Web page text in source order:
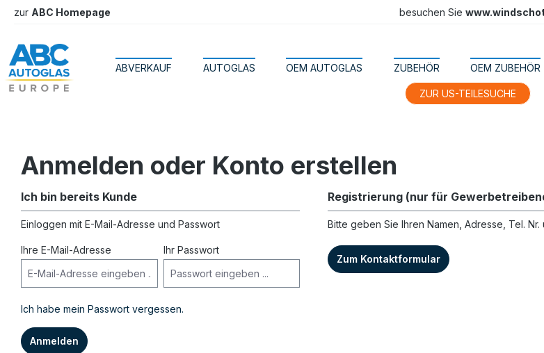
Zur Hauptnavigation springen
zur ABC Homepage besuchen Sie
ABVERKAUF AUTOGLAS OEM AUTOGLAS ZUBEHÖR OEM ZUBEHÖR
ZUR US-TEILESUCHE
Anmelden oder Konto erstellen
Ich bin bereits Kunde
Einloggen mit E-Mail-Adresse und Passwort
Ihre E-Mail-Adresse Ihr Passwort
Ich habe mein Passwort vergessen.
Anmelden
Registrierung (nur für
Bitte geben Sie Ihren Namen, Adresse, Tel.
Zum Kontaktformular